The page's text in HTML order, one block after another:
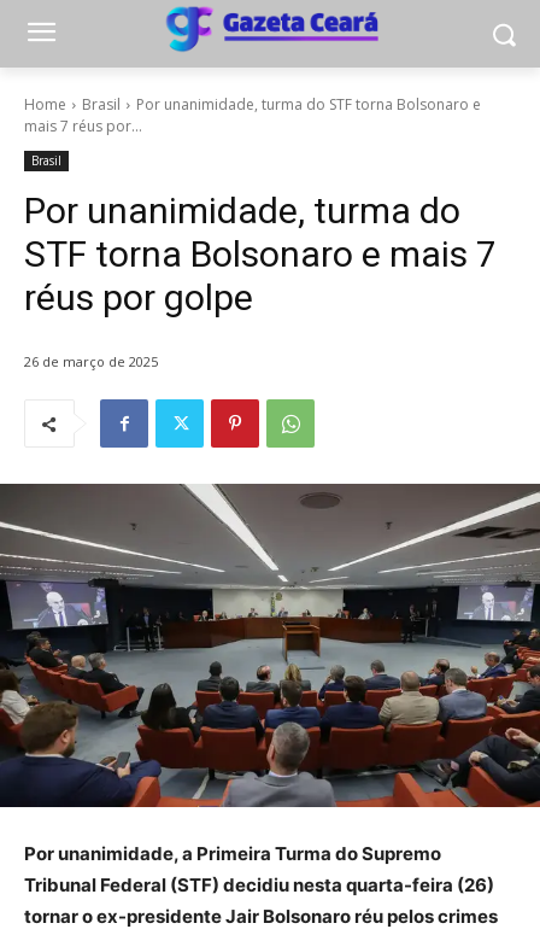
Home Brasil
Por unanimidade, turma do STF torna Bolsonaro e
mais 7 réus por...
Brasil
Por unanimidade, turma do
STF torna Bolsonaro e mais 7
réus por golpe
26 de março de 2025
Por unanimidade, a Primeira Turma do Supremo
Tribunal Federal (STF) decidiu nesta quarta-feira (26)
tornar o ex-presidente Jair Bolsonaro réu pelos crimes